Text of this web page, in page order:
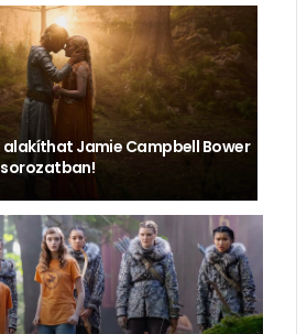
Jamie Campbell Bower